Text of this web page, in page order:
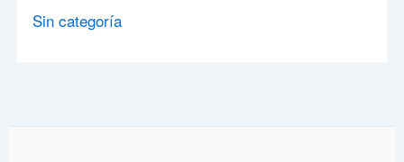
Sin categoría